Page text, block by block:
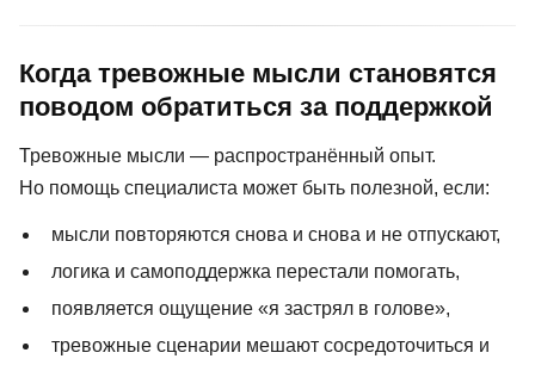
Когда тревожные мысли становятся
поводом обратиться за поддержкой
Тревожные мысли — распространённый опыт.
Но помощь специалиста может быть полезной, если:
мысли повторяются снова и снова и не отпускают,
логика и самоподдержка перестали помогать,
появляется ощущение «я застрял в голове»,
тревожные сценарии мешают сосредоточиться и